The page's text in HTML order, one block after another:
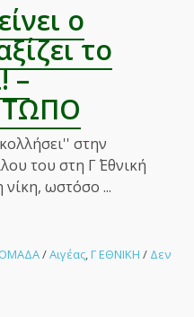
ο
το
–
στην
του στη Γ΄ Εθνική
νίκη, ωστόσο ...
ΟΜΑΔΑ/Αιγέας,Γ ΕΘΝΙΚΗ / Δεν